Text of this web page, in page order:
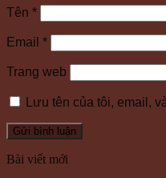
Tên *
Email *
Trang web
Lưu tên của tôi, email,
Bài viết mới